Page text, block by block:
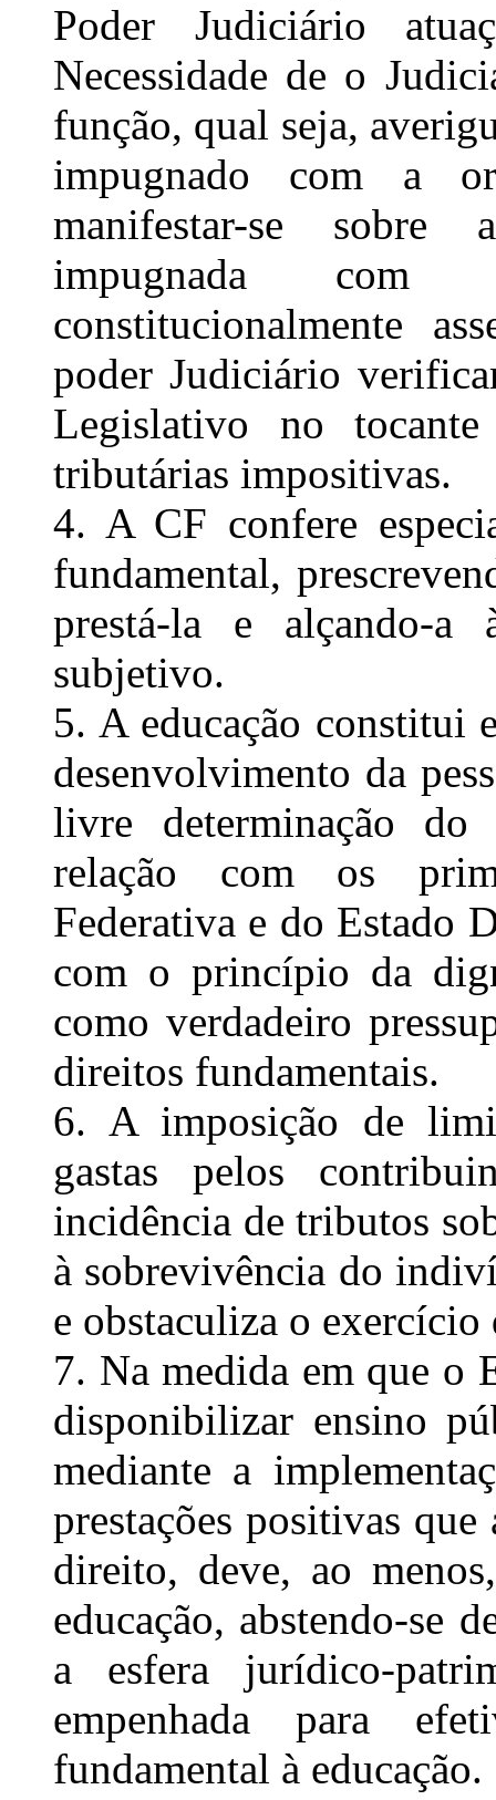
Poder Judiciário
Necessidade de o
função, qual seja,
impugnado com a
manifestar-se sobre
impugnada com
constitucionalmente
poder Judiciário
Legislativo no
tributárias impositivas.
4. A CF confere
fundamental,
prestá-la e alçando-
subjetivo.
5. A educação constitui
desenvolvimento da
livre determinação do
relação com os
Federativa e do Estado
com o princípio da
como verdadeiro
direitos fundamentais.
6. A imposição de
gastas pelos
incidência de tributos
à sobrevivência do
e obstaculiza o exercício
7. Na medida em que o
disponibilizar ensino
mediante a
prestações positivas
direito, deve, ao
educação, abstendo-se
a esfera jurídico-
empenhada para
fundamental à educação.